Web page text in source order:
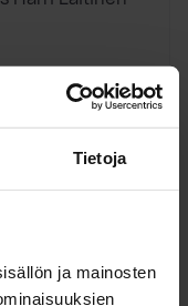
Tietoja
ja mainosten
Laillistettu